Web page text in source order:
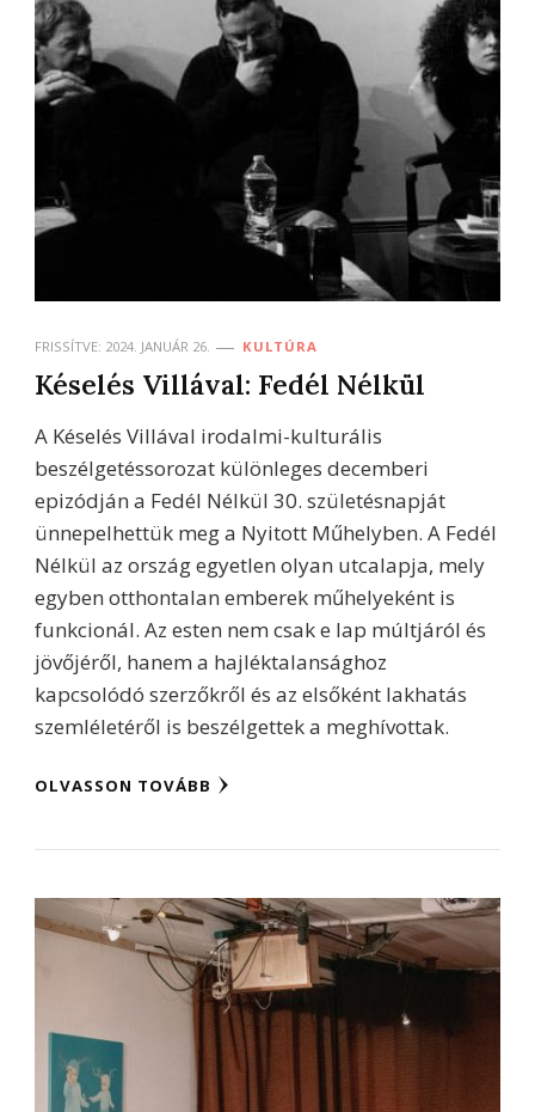
FRISSÍTVE: 2024. JANUÁR 26. KULTÚRA
Késelés Villával: Fedél Nélkül
A Késelés Villával irodalmi-kulturális
beszélgetéssorozat különleges decemberi
epizódján a Fedél Nélkül 30. születésnapját
ünnepelhettük meg a Nyitott Műhelyben. A Fedél
Nélkül az ország egyetlen olyan utcalapja, mely
egyben otthontalan emberek műhelyeként is
funkcionál. Az esten nem csak e lap múltjáról és
jövőjéről, hanem a hajléktalansághoz
kapcsolódó szerzőkről és az elsőként lakhatás
szemléletéről is beszélgettek a meghívottak.
OLVASSON TOVÁBB